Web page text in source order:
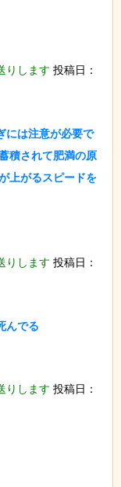
りします 投稿日：
には注意が必要で
積されて肥満の原
上がるスピードを
りします 投稿日：
んでる
りします 投稿日：